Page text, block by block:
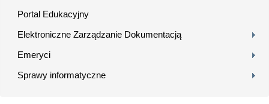
Portal Edukacyjny
Elektroniczne Zarządzanie Dokumentacją
Emeryci
Sprawy informatyczne